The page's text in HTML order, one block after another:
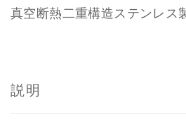
真空断熱二重構造ステンレス
説明